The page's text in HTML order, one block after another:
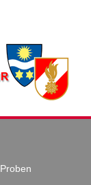
Proben